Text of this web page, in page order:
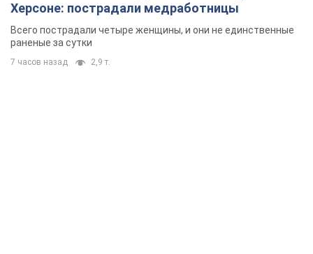
Херсоне: пострадали медработницы
Всего пострадали четыре женщины, и они не единственные
раненые за сутки
7 часов назад 2,9 т.